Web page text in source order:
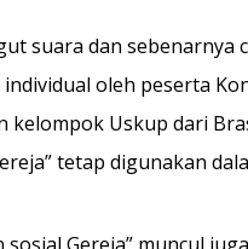
suara dan sebenarnya
oleh peserta
kelompok Uskup dari
tetap digunakan